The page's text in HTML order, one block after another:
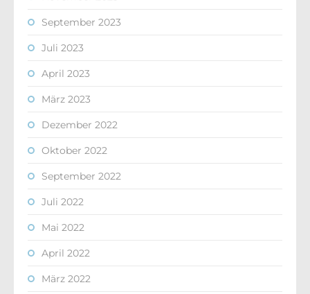
September 2023
Juli 2023
April 2023
März 2023
Dezember 2022
Oktober 2022
September 2022
Juli 2022
Mai 2022
April 2022
März 2022